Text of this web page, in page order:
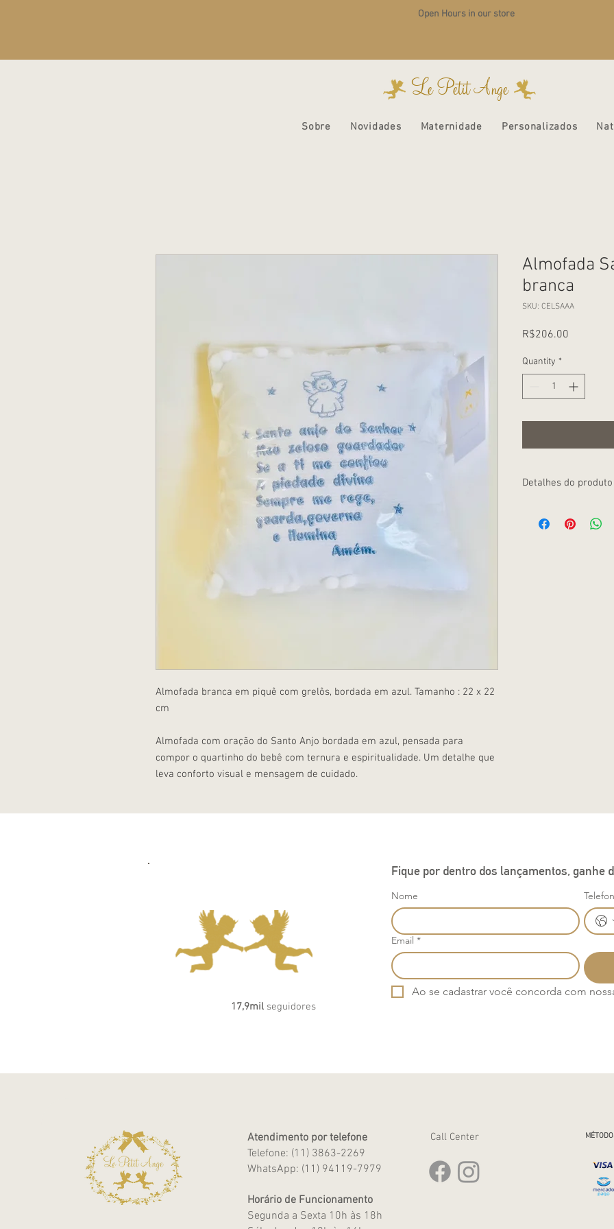
Open Hours in our store
Le Petit Ange
Sobre Novidades Maternidade Personalizados
Almofada branca em piquê com grelôs, bordada em azul. Tamanho : 22 x 22
cm
Almofada com oração do Santo Anjo bordada em azul, pensada para
compor o quartinho do bebê com ternura e espiritualidade. Um detalhe que
leva conforto visual e mensagem de cuidado.
Almofada
branca
SKU: CELSAAA
R$206.00
Quantity *
Detalhes do produto
Acabamento
17,9mil seguidores
Fique por dentro dos lançamentos, ganhe
Nome
Email *
Ao se cadastrar você concorda com
Atendimento por telefone
Telefone: (11) 3863-2269
WhatsApp: (11) 94119-7979
Horário de Funcionamento
Segunda a Sexta 10h às 18h
Call Center